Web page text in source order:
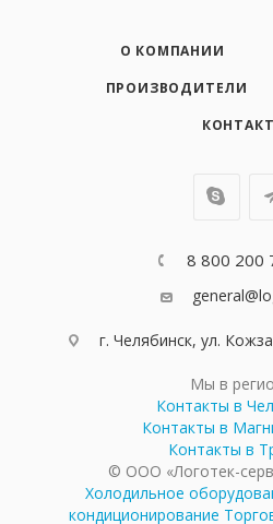
О КОМПАНИИ
ПРОИЗВОДИТЕЛИ
8 800 200
г. Челябинск, ул.
Мы в
Контакты в
Контакты в
Контакты в
© ООО «Логотек-
Холодильное
кондиционирование